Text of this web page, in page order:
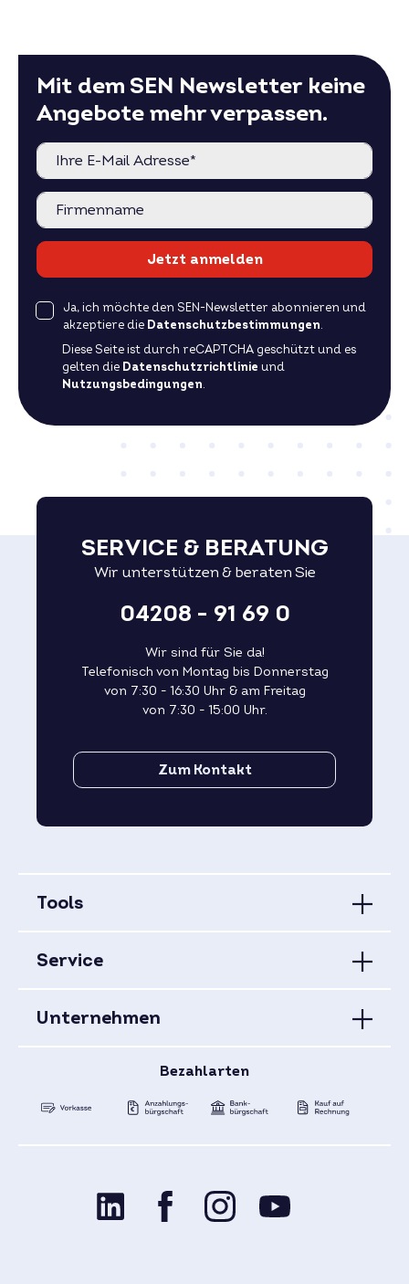
Mit dem SEN Newsletter keine
Angebote mehr verpassen.
Jetzt anmelden
Ja, ich möchte den SEN-Newsletter abonnieren und
akzeptiere die Datenschutzbestimmungen.
Diese Seite ist durch reCAPTCHA geschützt und es
gelten die Datenschutzrichtlinie und
Nutzungsbedingungen.
SERVICE & BERATUNG
Wir unterstützen & beraten Sie
04208 - 91 69 0
Wir sind für Sie da!
Telefonisch von Montag bis Donnerstag
von 7:30 - 16:30 Uhr & am Freitag
von 7:30 - 15:00 Uhr.
Zum Kontakt
Tools
Service
Unternehmen
Bezahlarten